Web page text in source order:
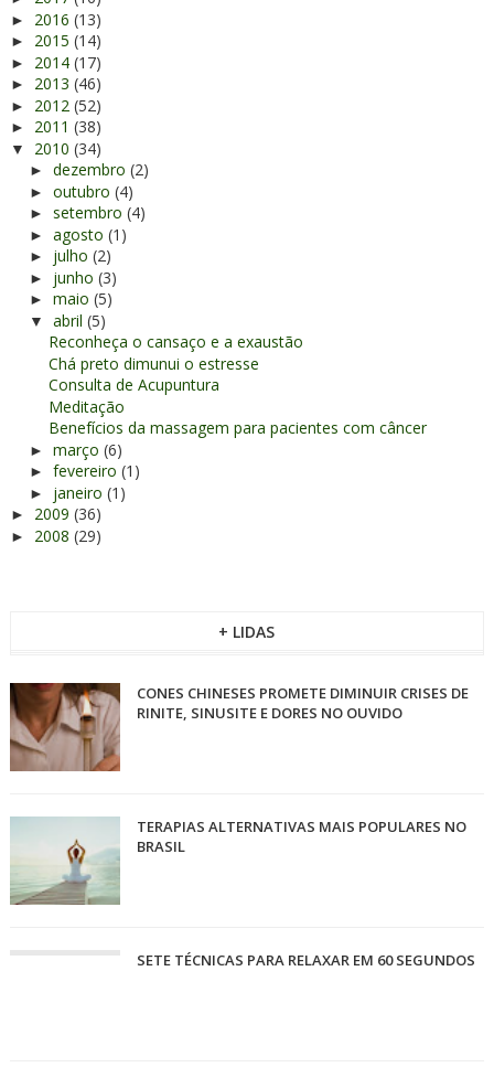
► 2016 (13)
► 2015 (14)
► 2014 (17)
► 2013 (46)
► 2012 (52)
► 2011 (38)
▼ 2010 (34)
► dezembro (2)
► outubro (4)
► setembro (4)
► agosto (1)
► julho (2)
► junho (3)
► maio (5)
▼ abril (5)
Reconheça o cansaço e a exaustão
Chá preto dimunui o estresse
Consulta de Acupuntura
Meditação
Benefícios da massagem para pacientes com câncer
► março (6)
► fevereiro (1)
► janeiro (1)
► 2009 (36)
► 2008 (29)
+ LIDAS
CONES CHINESES PROMETE DIMINUIR CRISES DE
RINITE, SINUSITE E DORES NO OUVIDO
TERAPIAS ALTERNATIVAS MAIS POPULARES NO
BRASIL
SETE TÉCNICAS PARA RELAXAR EM 60 SEGUNDOS